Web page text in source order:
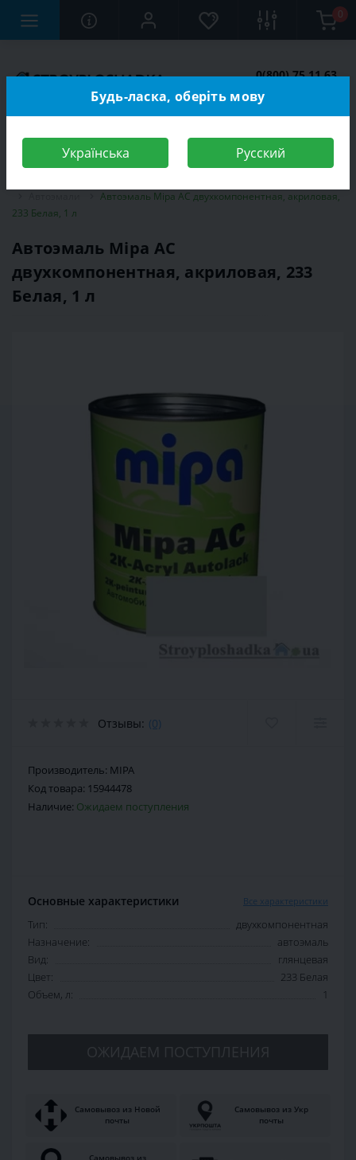
0
0(800) 75 11 63
Автоэмаль Mipa АС двухкомпонентная, акриловая,
233 Белая, 1 л
Автоэмаль Mipa АС
двухкомпонентная, акриловая, 233
Белая, 1 л
Отзывы: (0)
Производитель: MIPA
Код товара: 15944478
Наличие: Ожидаем поступления
Основные характеристики Все характеристики
Тип:
двухкомпонентная
Назначение:
автоэмаль
Вид:
глянцевая
Цвет:
233 Белая
Объем, л:
1
ОЖИДАЕМ ПОСТУПЛЕНИЯ
Самовывоз из Новой
почты
Самовывоз из Укр
почты
Будь-ласка, оберіть мову
Українська Русский